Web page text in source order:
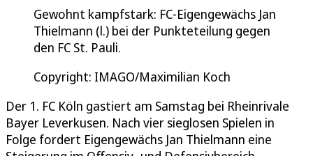
Gewohnt kampfstark: FC-Eigengewächs Jan
Thielmann (l.) bei der Punkteteilung gegen
den FC St. Pauli.
Copyright: IMAGO/Maximilian Koch
Der 1. FC Köln gastiert am Samstag bei Rheinrivale
Bayer Leverkusen. Nach vier sieglosen Spielen in
Folge fordert Eigengewächs Jan Thielmann eine